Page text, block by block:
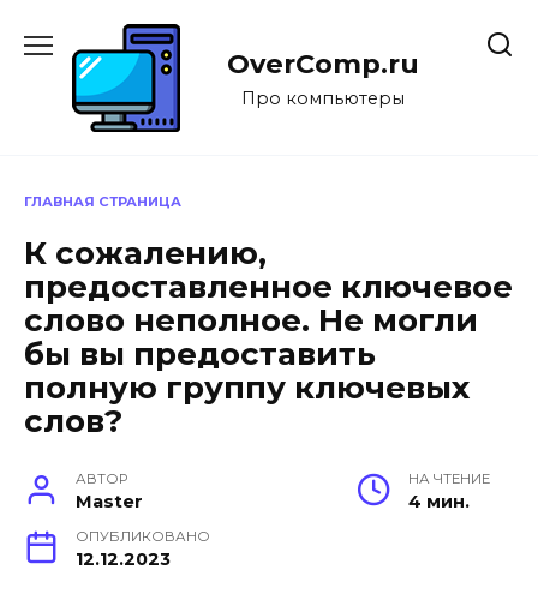
содержанию
OverComp.ru
Про компьютеры
ГЛАВНАЯ СТРАНИЦА
К сожалению,
предоставленное ключевое
слово неполное. Не могли
бы вы предоставить
полную группу ключевых
слов?
АВТОР
Master
НА ЧТЕНИЕ
4 мин.
ОПУБЛИКОВАНО
12.12.2023